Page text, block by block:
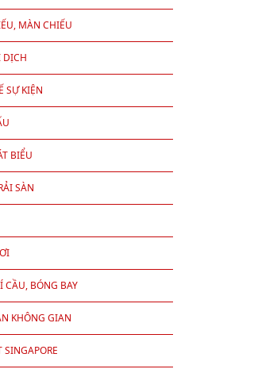
MÀN CHIẾU
DỊCH
SỰ KIỆN
BIỂU
SÀN
CẦU, BÓNG BAY
KHÔNG GIAN